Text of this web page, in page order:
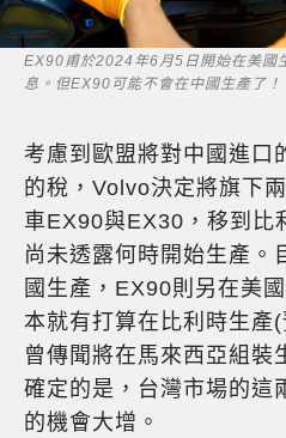
EX90甫於2024年6月5日開始在美國
息。但EX90可能不會在中國生產了！
考慮到歐盟將對中國進口
的稅，Volvo決定將旗下
車EX90與EX30，移到比
尚未透露何時開始生產。
國生產，EX90則另在美
本就有打算在比利時生產
曾傳聞將在馬來西亞組裝
確定的是，台灣市場的這
的機會大增。